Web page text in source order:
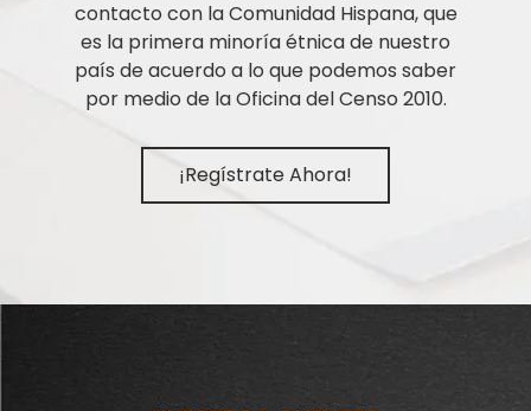
contacto con la Comunidad Hispana, que
es la primera minoría étnica de nuestro
país de acuerdo a lo que podemos saber
por medio de la Oficina del Censo 2010.
¡Regístrate Ahora!